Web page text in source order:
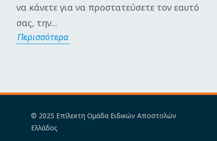
να κάνετε για να προστατεύσετε τον εαυτό
σας, την...
Περισσότερα
© 2025 Επίλεκτη Ομάδα Ειδικών Αποστολών
Ελλάδος